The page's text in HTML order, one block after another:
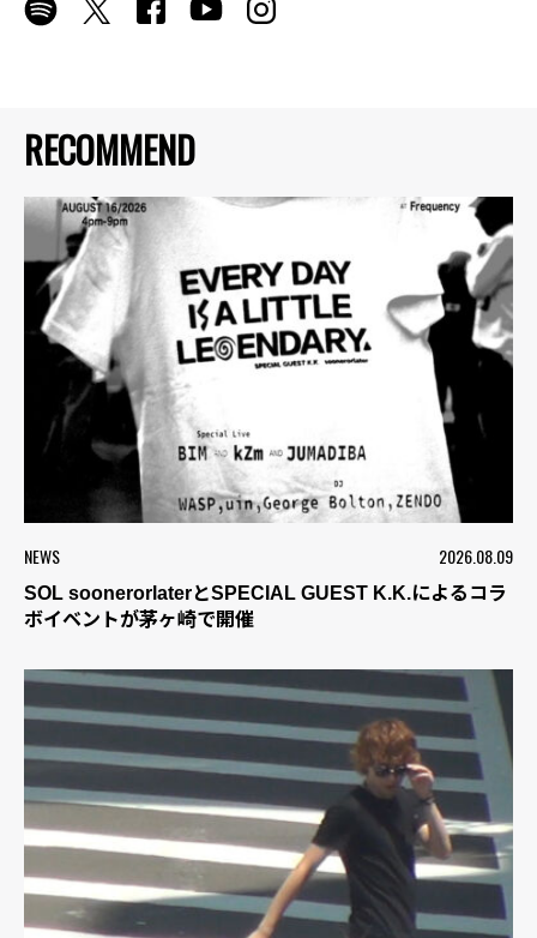
RECOMMEND
NEWS 2026.08.09
SOL soonerorlaterとSPECIAL GUEST K.K.によるコラ
ボイベントが茅ヶ崎で開催